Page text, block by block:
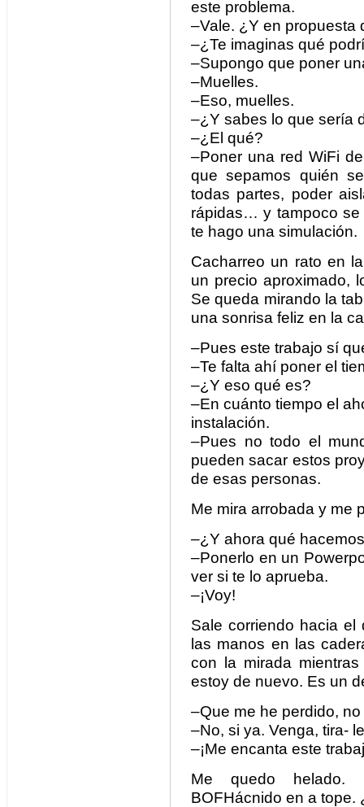
este problema.
–Vale. ¿Y en propuesta
–¿Te imaginas qué
–Supongo que poner
–Muelles.
–Eso, muelles.
–¿Y sabes lo que sería
–¿El qué?
–Poner una red WiFi
que sepamos quién
todas partes, poder
rápidas… y tampoco se
te hago una simulación.
Cacharreo un rato en
un precio aproximado,
Se queda mirando la
una sonrisa feliz en la
–Pues este trabajo sí
–Te falta ahí poner el
–¿Y eso qué es?
–En cuánto tiempo el
instalación.
–Pues no todo el
pueden sacar estos
de esas personas.
Me mira arrobada y me
–¿Y ahora qué
–Ponerlo en un
ver si te lo aprueba.
–¡Voy!
Sale corriendo hacia
las manos en las
con la mirada
estoy de nuevo. Es un
–Que me he perdido,
–No, si ya. Venga, tira-
–¡Me encanta este
Me quedo helado.
BOFHácnido en a